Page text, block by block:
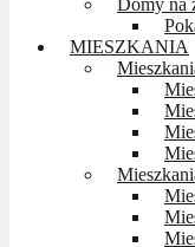
MIESZKANIA